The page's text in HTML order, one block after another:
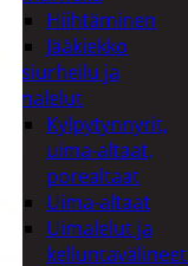
Hiihtäminen
Jääkiekko
Vesiurheilu ja
uimalelut
Kylpytynnyrit,
uima-altaat,
porealtaat
Uima-altaat
Uimalelut ja
kelluntavälineet